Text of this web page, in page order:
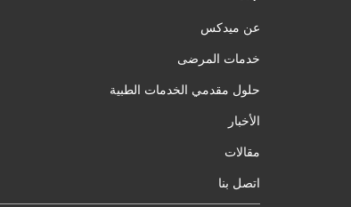
عن ميدكس
خدمات المرضى
حلول مقدمي الخدمات الطبية
الأخبار
مقالات
اتصل بنا